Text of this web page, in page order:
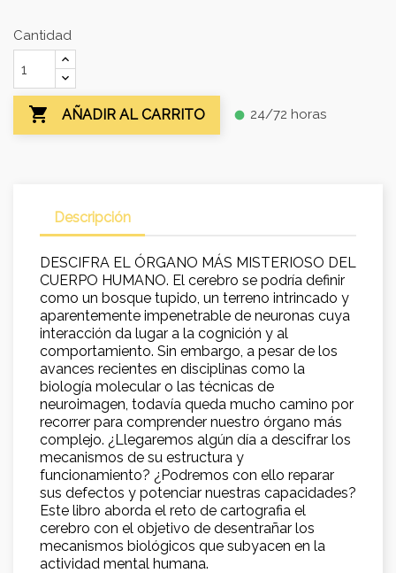
Cantidad
 AÑADIR AL CARRITO fiber_manual_record 24/72 horas
Descripción
DESCIFRA EL ÓRGANO MÁS MISTERIOSO DEL
CUERPO HUMANO. El cerebro se podría definir
como un bosque tupido, un terreno intrincado y
aparentemente impenetrable de neuronas cuya
interacción da lugar a la cognición y al
comportamiento. Sin embargo, a pesar de los
avances recientes en disciplinas como la
biología molecular o las técnicas de
neuroimagen, todavía queda mucho camino por
recorrer para comprender nuestro órgano más
complejo. ¿Llegaremos algún día a descifrar los
mecanismos de su estructura y
funcionamiento? ¿Podremos con ello reparar
sus defectos y potenciar nuestras capacidades?
Este libro aborda el reto de cartografia el
cerebro con el objetivo de desentrañar los
mecanismos biológicos que subyacen en la
actividad mental humana.